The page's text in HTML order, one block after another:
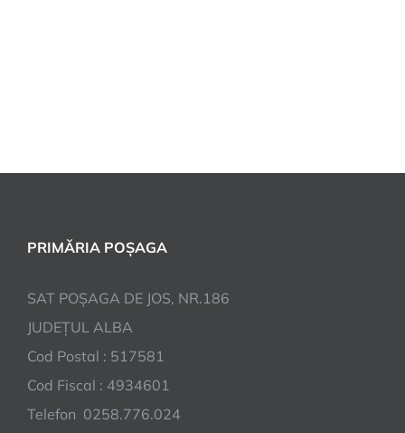
PRIMĂRIA POȘAGA
SAT POȘAGA DE JOS, NR.186
JUDEȚUL ALBA
Cod Postal : 517581
Cod Fiscal : 4934601
Telefon 0258.776.024